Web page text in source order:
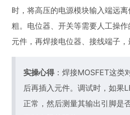
时，将高压的电源模块输入端远
粗。电位器、开关等需要人工操
元件，再焊接电位器、接线端子
实操心得：焊接MOSFET这类
后再插入元件。调试时，如果
正常，然后测量其输出引脚是